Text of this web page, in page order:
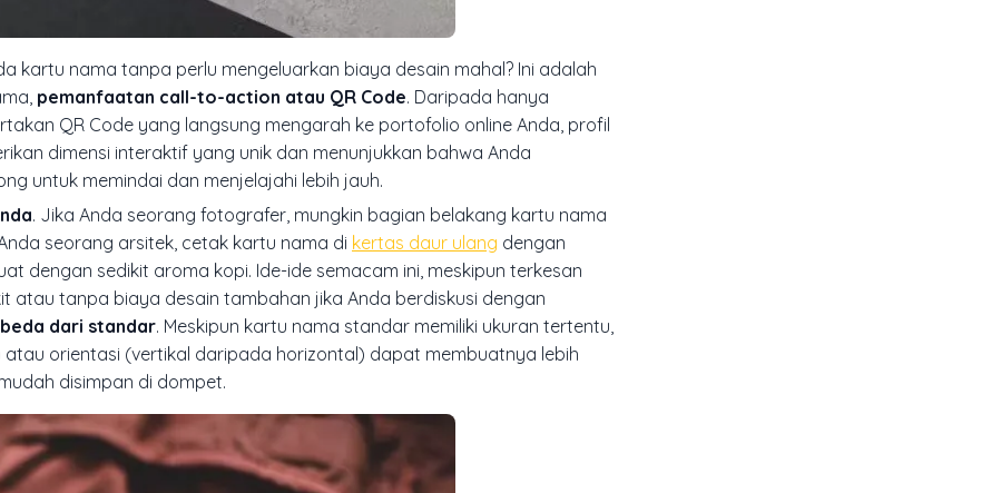
kartu nama tanpa perlu mengeluarkan biaya desain mahal? Ini adalah
pemanfaatan call-to-action atau QR Code. Daripada hanya
QR Code yang langsung mengarah ke portofolio online Anda, profil
dimensi interaktif yang unik dan menunjukkan bahwa Anda
untuk memindai dan menjelajahi lebih jauh.
. Jika Anda seorang fotografer, mungkin bagian belakang kartu nama
seorang arsitek, cetak kartu nama di kertas daur ulang dengan
dengan sedikit aroma kopi. Ide-ide semacam ini, meskipun terkesan
atau tanpa biaya desain tambahan jika Anda berdiskusi dengan
dari standar. Meskipun kartu nama standar memiliki ukuran tertentu,
orientasi (vertikal daripada horizontal) dapat membuatnya lebih
disimpan di dompet.